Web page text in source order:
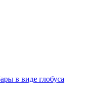
в виде глобуса